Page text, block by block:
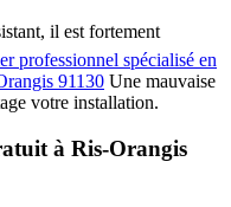
il est fortement
professionnel spécialisé en
91130 Une mauvaise
votre installation.
à Ris-Orangis